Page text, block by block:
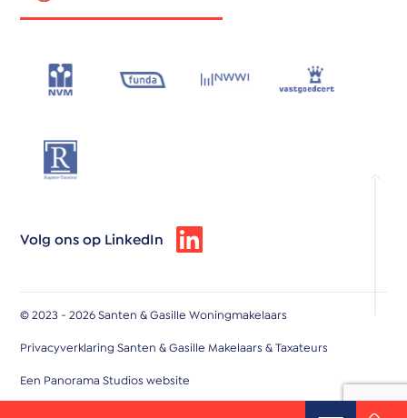
Volg ons op LinkedIn
© 2023 - 2026 Santen & Gasille Woningmakelaars
Privacyverklaring Santen & Gasille Makelaars & Taxateurs
Een Panorama Studios website